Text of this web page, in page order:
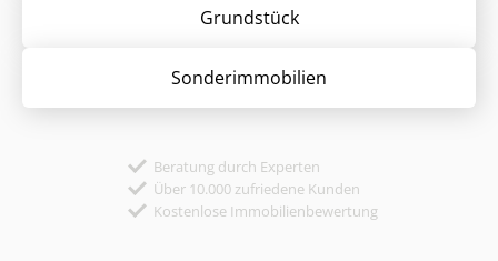
Grund­stück
Sonder­immobilien
Beratung durch Experten
Über 10.000 zufriedene Kunden
Kostenlose Immobilienbewertung